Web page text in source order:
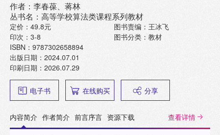
作者：李春葆、蒋林
丛书名：高等学校算法类课程系列教材
定价：49.8元
印次：3-8
ISBN：9787302658894
出版日期：2024.07.01
印刷日期：2026.07.29
图书责编：王冰飞
图书分类：教材
电子书 在线购买 分享
内容简介 作者简介 前言序言 资源下载 查看详情